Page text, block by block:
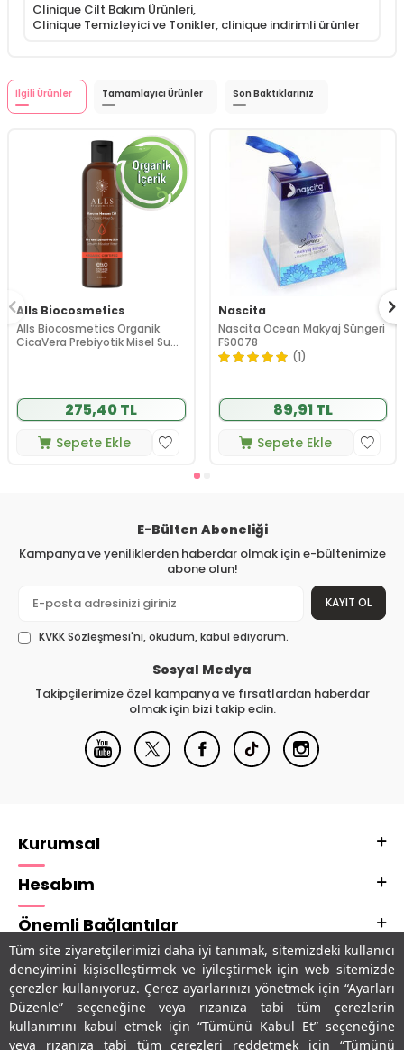
Tüm site ziyaretçilerimizi daha iyi tanımak, sitemizdeki kullanıcı
deneyimini kişiselleştirmek ve iyileştirmek için web sitemizde
çerezler kullanıyoruz. Çerez ayarlarınızı yönetmek için “Ayarları
Düzenle” seçeneğine veya rızanıza tabi tüm çerezlerin
kullanımını kabul etmek için “Tümünü Kabul Et” seçeneğine
veya rızanıza tabi tüm çerezleri reddetmek için “Tümünü
Clinique Cilt Bakım Ürünleri,
Clinique Temizleyici ve Tonikler, clinique indirimli ürünler
İlgili Ürünler Tamamlayıcı Ürünler Son Baktıklarınız
Alls Biocosmetics
Alls Biocosmetics Organik
CicaVera Prebiyotik Misel Su
275,40 TL
Sepete Ekle
Nascita
Nascita Ocean Makyaj Süngeri
FS0078
(1)
89,91 TL
Sepete Ekle
E-Bülten Aboneliği
Kampanya ve yeniliklerden haberdar olmak için e-bültenimize
abone olun!
KAYIT OL
KVKK Sözleşmesi'ni, okudum, kabul ediyorum.
Sosyal Medya
Takipçilerimize özel kampanya ve fırsatlardan haberdar
olmak için bizi takip edin.
Kurumsal
Hesabım
Önemli Bağlantılar
Adres & İletişim
Uygulamalarımız